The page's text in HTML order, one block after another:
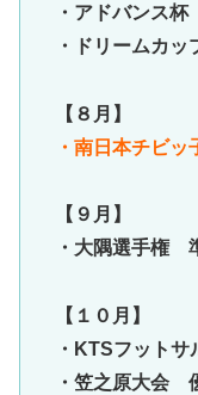
・アドバンス
・ドリームカ
【８月】
・南日本チビ
【９月】
・大隅選手権
【１０月】
・KTSフット
・笠之原大会